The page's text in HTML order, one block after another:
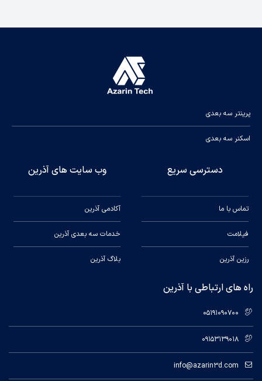
پرینتر سه بعدی
اسکنر سه بعدی
دسترسی سریع
تماس با ما
فیلامت
رزین آذرین
وب سایت های آذرین
آکادمی آذرین
خدمات سه بعدی آذرین
بلاگ آذرین
راه های ارتباطی با آذرین
05191090700
09153139018
info@azarin3d.com